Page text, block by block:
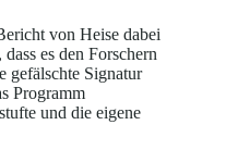
von Heise dabei
es den Forschern
gefälschte Signatur
Programm
und die eigene